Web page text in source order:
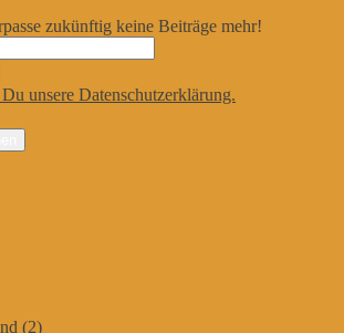
zukünftig keine Beiträge mehr!
unsere Datenschutzerklärung.
(2)